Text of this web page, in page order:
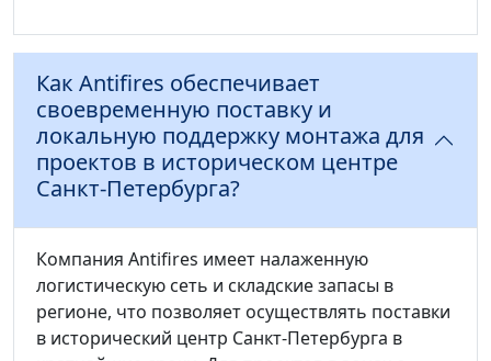
Как Antifires обеспечивает
своевременную поставку и
локальную поддержку монтажа для
проектов в историческом центре
Санкт-Петербурга?
Компания Antifires имеет налаженную
логистическую сеть и складские запасы в
регионе, что позволяет осуществлять поставки
в исторический центр Санкт-Петербурга в